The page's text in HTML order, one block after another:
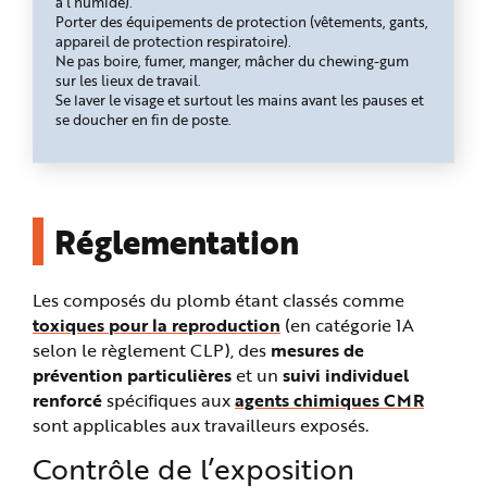
Porter des équipements de protection (vêtements, gants,
appareil de protection respiratoire).
Ne pas boire, fumer, manger, mâcher du chewing-gum
sur les lieux de travail.
Se laver le visage et surtout les mains avant les pauses et
se doucher en fin de poste.
Réglementation
Les composés du plomb étant classés comme
toxiques pour la reproduction (en catégorie 1A
selon le règlement CLP), des mesures de
prévention particulièreset un suivi individuel
renforcéspécifiques auxagents chimiques CMR
sont applicables aux travailleurs exposés.
Contrôle de l’exposition